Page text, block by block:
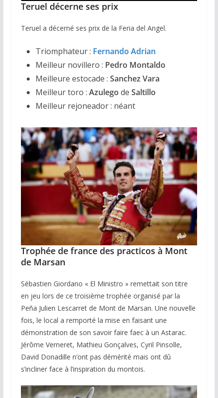
Teruel décerne ses prix
Teruel a décerné ses prix de la Feria del Angel.
Triomphateur : Fernando Adrian
Meilleur novillero : Pedro Montaldo
Meilleure estocade : Sanchez Vara
Meilleur toro : Azulego de Saltillo
Meilleur rejoneador : néant
Trophée de france des practicos à Mont
de Marsan
Sébastien Giordano « El Ministro » remettait son titre
en jeu lors de ce troisième trophée organisé par la
Peña Julien Lescarret de Mont de Marsan. Une nouvelle
fois, le local a remporté la mise en faisant une
démonstration de son savoir faire faec à un Astarac.
Jérôme Verneret, Mathieu Gonçalves, Cyril Pinsolle,
David Donadille n’ont pas démérité mais ont dû
s’incliner face à l’inspiration du montois.